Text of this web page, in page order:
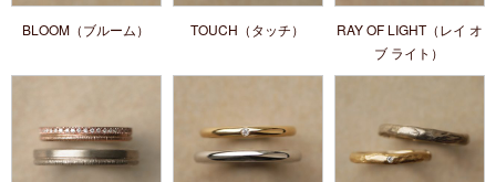
BLOOM（ブルーム） TOUCH（タッチ）
RAY OF LIGHT（レイ オ
ブ ライト）